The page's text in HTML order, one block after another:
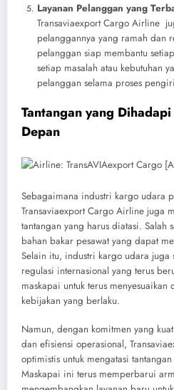
Layanan Pelanggan yang
Transaviaexport Cargo Airline
pelanggannya yang ramah dan
pelanggan siap membantu
setiap masalah atau kebutuhan
pelanggan selama proses
Tantangan yang
Depan
Sebagaimana industri kargo udara
Transaviaexport Cargo Airline juga
tantangan yang harus diatasi. Salah
bahan bakar pesawat yang dapat
Selain itu, industri kargo udara juga
regulasi internasional yang terus
maskapai untuk terus
kebijakan yang berlaku.
Namun, dengan komitmen yang
dan efisiensi operasional,
optimistis untuk mengatasi
Maskapai ini terus memperbarui